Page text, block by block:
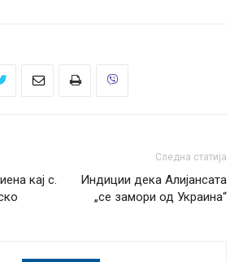
кај с.
Следна статија
Индиции дека Алијансата
„се замори од Украина“